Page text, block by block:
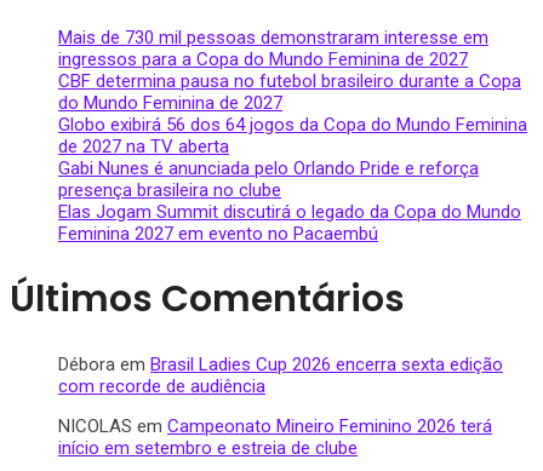
Mais de 730 mil pessoas demonstraram interesse em
ingressos para a Copa do Mundo Feminina de 2027
CBF determina pausa no futebol brasileiro durante a Copa
do Mundo Feminina de 2027
Globo exibirá 56 dos 64 jogos da Copa do Mundo Feminina
de 2027 na TV aberta
Gabi Nunes é anunciada pelo Orlando Pride e reforça
presença brasileira no clube
Elas Jogam Summit discutirá o legado da Copa do Mundo
Feminina 2027 em evento no Pacaembú
Últimos Comentários
Débora em Brasil Ladies Cup 2026 encerra sexta edição
com recorde de audiência
NICOLAS em Campeonato Mineiro Feminino 2026 terá
início em setembro e estreia de clube